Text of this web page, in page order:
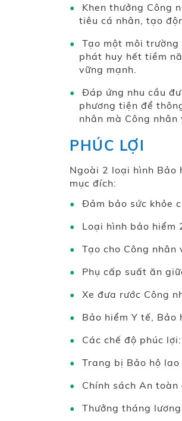
Khen thưởng Công
tiêu cá nhân, tạo
Tạo một môi
phát huy hết tiềm
vững mạnh.
Đáp ứng nhu cầu
phương tiện để
nhân mà Công nhân
PHÚC LỢI
Ngoài 2 loại hình Bảo
mục đích:
Đảm bảo sức khỏe
Loại hình bảo hiểm
Tạo cho Công
Phụ cấp suất ăn
Xe đưa rước Công
Bảo hiểm Y tế, Bảo
Các chế độ phúc
Trang bị Bảo hộ
Chính sách An toàn
Thưởng tháng lương